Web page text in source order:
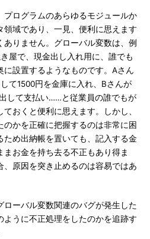
ログラムのあらゆるモジュールか
領域であり、一見、便利に思えます
りません。グローバル変数は、例
屋で、現金出し入れ用に、誰でも
に設置するようなものです。Aさん
て1500円を金庫に入れ、Bさんが
して支払い……と従業員の誰でもが
おくと便利に思えます。しかし、
のかを正確に把握するのは非常に困
め出納帳を置いても、記入する金
お金を持ち去る不正もあり得ま
原因を突き止めるのは容易ではあ
ーバル変数関連のバグが発生した
うに不正処理をしたのかを追跡す